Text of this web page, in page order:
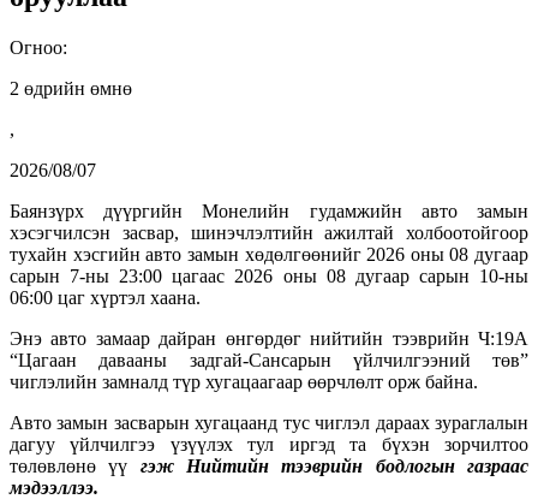
Огноо:
2 өдрийн өмнө
,
2026/08/07
Баянзүрх дүүргийн Монелийн гудамжийн авто замын
хэсэгчилсэн засвар, шинэчлэлтийн ажилтай холбоотойгоор
тухайн хэсгийн авто замын хөдөлгөөнийг 2026 оны 08 дугаар
сарын 7-ны 23:00 цагаас 2026 оны 08 дугаар сарын 10-ны
06:00 цаг хүртэл хаана.
Энэ авто замаар дайран өнгөрдөг нийтийн тээврийн Ч:19А
“Цагаан давааны задгай-Сансарын үйлчилгээний төв”
чиглэлийн замналд түр хугацаагаар өөрчлөлт орж байна.
Авто замын засварын хугацаанд тус чиглэл дараах зураглалын
дагуу үйлчилгээ үзүүлэх тул иргэд та бүхэн зорчилтоо
төлөвлөнө үү гэж Нийтийн тээврийн бодлогын газраас
мэдээллээ.